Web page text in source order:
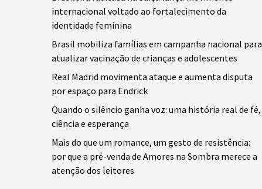
internacional voltado ao fortalecimento da
identidade feminina
Brasil mobiliza famílias em campanha nacional para
atualizar vacinação de crianças e adolescentes
Real Madrid movimenta ataque e aumenta disputa
por espaço para Endrick
Quando o silêncio ganha voz: uma história real de fé,
ciência e esperança
Mais do que um romance, um gesto de resistência:
por que a pré-venda de Amores na Sombra merece a
atenção dos leitores